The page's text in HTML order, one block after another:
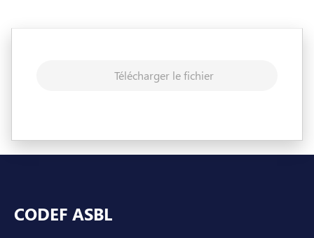
Télécharger le fichier
CODEF ASBL